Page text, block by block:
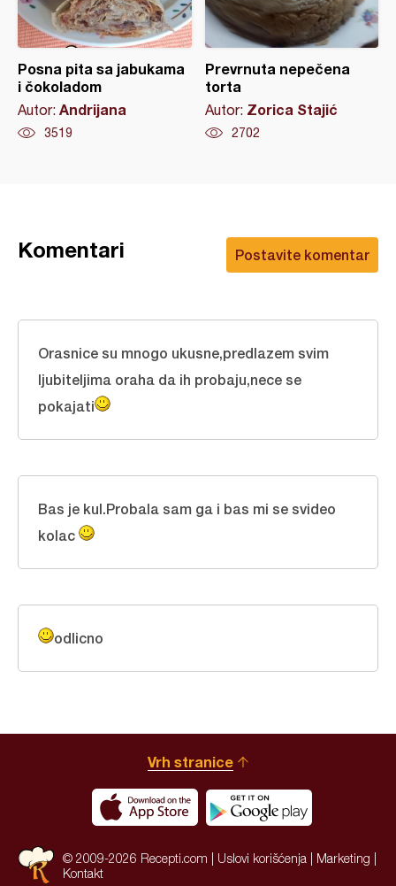
Posna pita sa jabukama
i čokoladom
Autor: Andrijana
3519
Prevrnuta nepečena
torta
Autor: Zorica Stajić
2702
Postavite komentar
Komentari
Orasnice su mnogo ukusne,predlazem svim
ljubiteljima oraha da ih probaju,nece se
pokajati
Bas je kul.Probala sam ga i bas mi se svideo
kolac
odlicno
Vrh stranice
© 2009-2026 Recepti.com | Uslovi korišćenja Marketing
Kontakt